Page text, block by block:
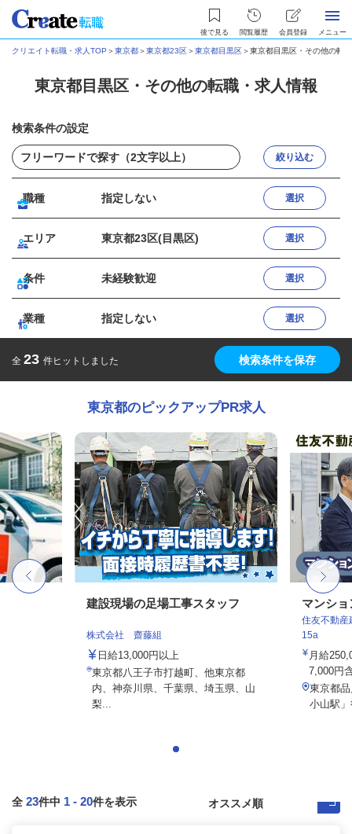
後で見る 閲覧履歴 会員登録 メニュー
クリエイト転職・求人TOP ＞東京都＞東京都23区＞東京都目黒区＞東京都目黒区・その他の転
東京都目黒区・その他の転職・求人情報
検索条件の設定
絞り込む
職種 指定しない 選択
エリア 東京都23区(目黒区) 選択
条件 未経験歓迎 選択
業種 指定しない 選択
全 23 件ヒットしました 検索条件を保存
東京都のピックアップPR求人
建設現場の足場工事スタッフ
株式会社 齋藤組
日給13,000円以上
東京都八王子市打越町、他東京都
内、神奈川県、千葉県、埼玉県、山
梨...
マンシ
住友不動産
15a
月給
7,000円
東京都
小山駅
全 23件中 1 - 20件を表示